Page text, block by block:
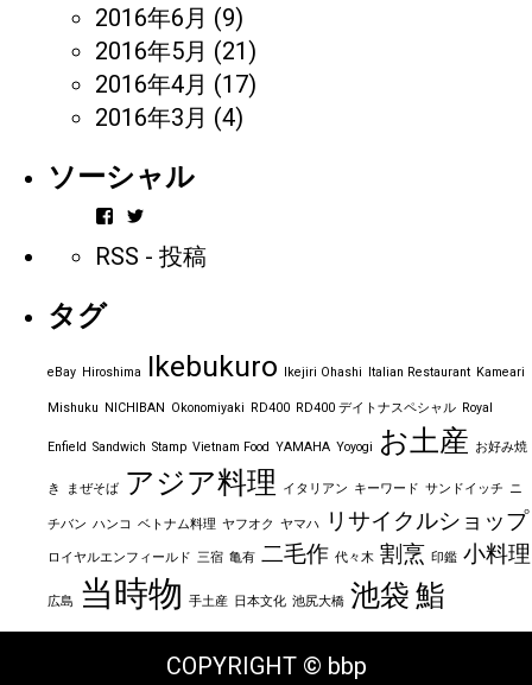
2016年6月 (9)
2016年5月 (21)
2016年4月 (17)
2016年3月 (4)
ソーシャル
vintageorder
ん
ー
を
で
示
ん
の
ー
を
で
示
RSS - 投稿
タグ
eBay Hiroshima Ikebukuro Ikejiri Ohashi Italian Restaurant Kameari
Mishuku NICHIBAN Okonomiyaki RD400 RD400 デイトナスペシャル Royal
Enfield Sandwich Stamp Vietnam Food YAMAHA Yoyogi お土産 お好み焼
き まぜそば アジア料理 イタリアン キーワード サンドイッチ ニ
チバン ハンコ ベトナム料理 ヤフオク ヤマハ リサイクルショップ
ロイヤルエンフィールド 三宿 亀有 二毛作 代々木 割烹 印鑑 小料理
広島 当時物 手土産 日本文化 池尻大橋 池袋 鮨
COPYRIGHT © bbp